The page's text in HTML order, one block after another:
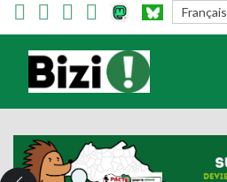
Français
Bizimugi